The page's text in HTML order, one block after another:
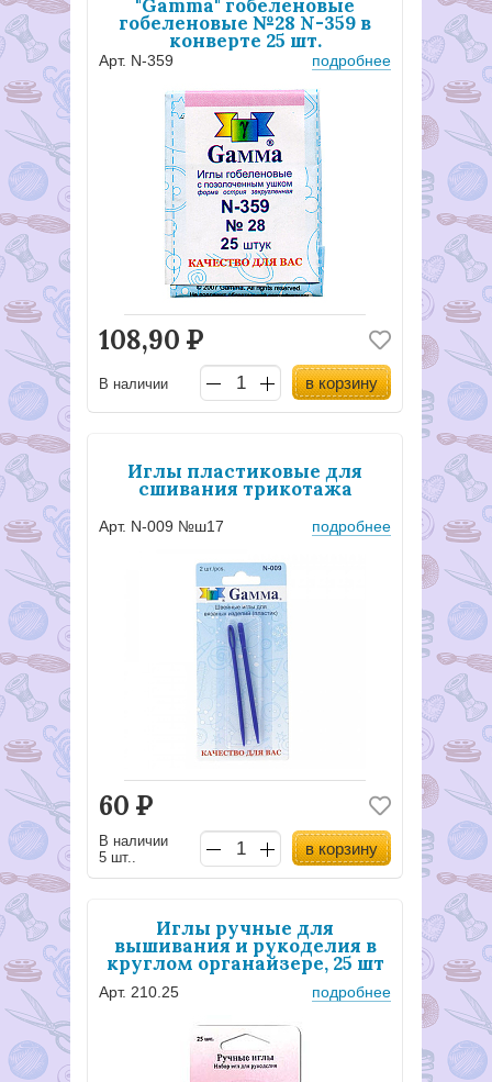
"Gamma" гобеленовые
гобеленовые №28 N-359 в
конверте 25 шт.
Арт. N-359 подробнее
108,90 Р
В наличии в корзину
Иглы пластиковые для
сшивания трикотажа
Арт. N-009 №ш17 подробнее
60 Р
В наличии
5 шт..
в корзину
Иглы ручные для
вышивания и рукоделия в
круглом органайзере, 25 шт
Арт. 210.25 подробнее